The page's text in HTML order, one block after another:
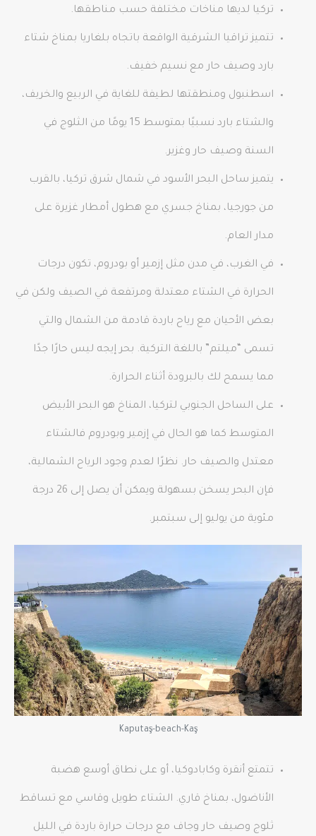
تركيا لديها مناخات مختلفة حسب مناطقها.
تتميز تراقيا الشرقية الواقعة باتجاه بلغاريا بمناخ شتاء
بارد وصيف حار مع نسيم خفيف.
اسطنبول ومنطقتها لطيفة للغاية في الربيع والخريف،
والشتاء بارد نسبيًا بمتوسط ​​15 يومًا من الثلوج في
السنة وصيف حار وغزير.
يتميز ساحل البحر الأسود في شمال شرق تركيا، بالقرب
من جورجيا، بمناخ جسري مع هطول أمطار غزيرة على
مدار العام.
في الغرب، في مدن مثل إزمير أو بودروم، تكون درجات
الحرارة في الشتاء معتدلة ومرتفعة في الصيف ولكن في
بعض الأحيان مع رياح باردة قادمة من الشمال والتي
تسمى “ميلتم” باللغة التركية. بحر إيجه ليس حارًا جدًا
مما يسمح لك بالبرودة أثناء الحرارة.
على الساحل الجنوبي لتركيا، المناخ هو البحر الأبيض
المتوسط ​​كما هو الحال في إزمير وبودروم فالشتاء
معتدل والصيف حار. نظرًا لعدم وجود الرياح الشمالية،
فإن البحر يسخن بسهولة ويمكن أن يصل إلى 26 درجة
مئوية من يوليو إلى سبتمبر.
Kaputaş-beach-Kaş
تتمتع أنقرة وكابادوكيا، أو على نطاق أوسع هضبة
الأناضول، بمناخ قاري. الشتاء طويل وقاسي مع تساقط
ثلوج وصيف حار وجاف مع درجات حرارة باردة في الليل